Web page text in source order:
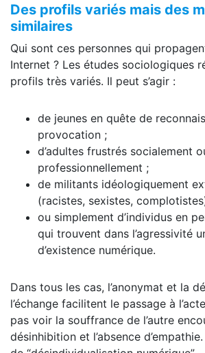
Des profils variés mais des
similaires
Qui sont ces personnes qui
Internet ? Les études sociologiques
profils très variés. Il peut s’agir :
de jeunes en quête de
provocation ;
d’adultes frustrés socialement
professionnellement ;
de militants idéologiquement
(racistes, sexistes,
ou simplement d’individus en
qui trouvent dans l’agressivité
d’existence numérique.
Dans tous les cas, l’anonymat et la
l’échange facilitent le passage à
pas voir la souffrance de l’autre
désinhibition et l’absence